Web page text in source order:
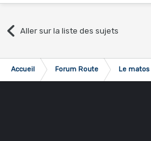
Aller sur la liste des sujets
Accueil Forum Route Le matos